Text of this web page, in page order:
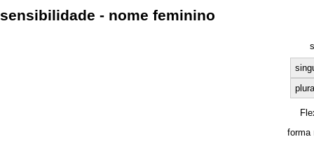
sensibilidade - nome feminino
forma